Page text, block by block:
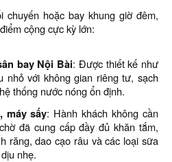
hoặc bay khung giờ đêm,
cộng cực kỳ lớn:
bay Nội Bài: Được thiết kế như
nhỏ với không gian riêng tư, sạch
thống nước nóng ổn định.
máy sấy: Hành khách không cần
đã cung cấp đầy đủ khăn tắm,
răng, dao cạo râu và các loại sữa
nhẹ.